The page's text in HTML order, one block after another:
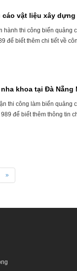
vật liệu xây dựng
hành thi công biển quảng
để biết thêm chi tiết về
khoa tại Đà Nẵng
thi công làm biển quảng
để biết thêm thông tin
»